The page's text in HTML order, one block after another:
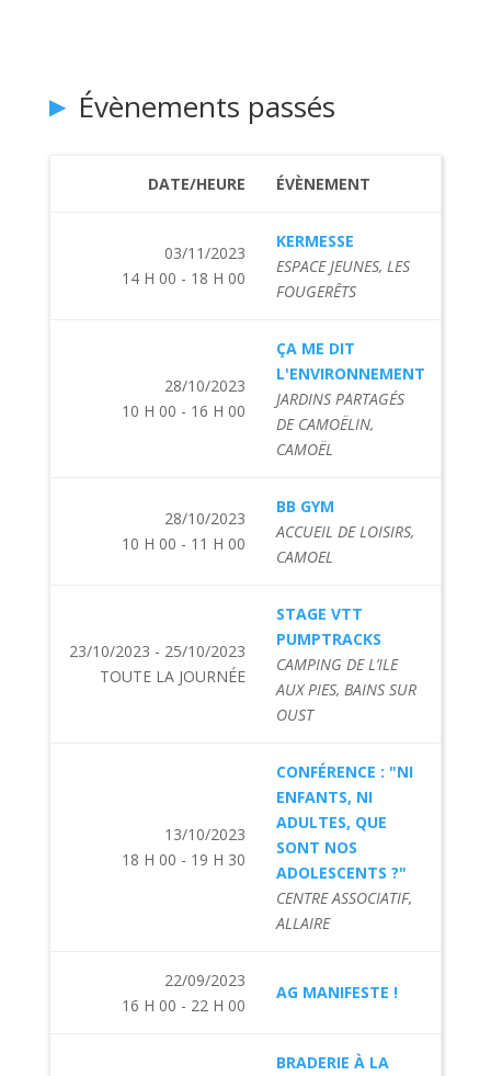
Évènements passés
DATE/HEURE ÉVÈNEMENT
03/11/2023
14 H 00 - 18 H 00
KERMESSE
ESPACE JEUNES, LES
FOUGERÊTS
28/10/2023
10 H 00 - 16 H 00
ÇA ME DIT
L'ENVIRONNEMENT
JARDINS PARTAGÉS
DE CAMOËLIN,
CAMOËL
28/10/2023
10 H 00 - 11 H 00
BB GYM
ACCUEIL DE LOISIRS,
CAMOEL
23/10/2023 - 25/10/2023
TOUTE LA JOURNÉE
STAGE VTT
PUMPTRACKS
CAMPING DE L’ILE
AUX PIES, BAINS SUR
OUST
13/10/2023
18 H 00 - 19 H 30
CONFÉRENCE : "NI
ENFANTS, NI
ADULTES, QUE
SONT NOS
ADOLESCENTS ?"
CENTRE ASSOCIATIF,
ALLAIRE
22/09/2023
16 H 00 - 22 H 00
AG MANIFESTE !
BRADERIE À LA